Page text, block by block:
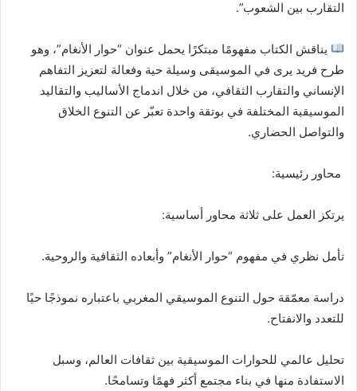
ت
ر
و
ن
ا
التقارب بين الشعوب”.
يناقش الكتاب مفهومًا مبتكرًا يحمل عنوان “حوار الأنغام”، وهو
طرح فريد يرى في الموسيقى وسيلة حية وفعالة لتعزيز التفاهم
الإنساني والتقارب الثقافي، من خلال اندماج الأساليب والتقاليد
الموسيقية المختلفة في بوتقة واحدة تعبّر عن التنوع الخلاق
والتواصل الحضاري.
محاور رئيسية:
يرتكز العمل على ثلاثة محاور أساسية:
تأمل نظري في مفهوم “حوار الأنغام” وأبعاده الثقافية والروحية.
دراسة معمّقة حول التنوع الموسيقي المغربي باعتباره نموذجًا حيًا
للتعدد والانفتاح.
تحليل عالمي للحوارات الموسيقية بين ثقافات العالم، وسبل
الاستفادة منها في بناء مجتمع أكثر فهمًا وتسامحًا.